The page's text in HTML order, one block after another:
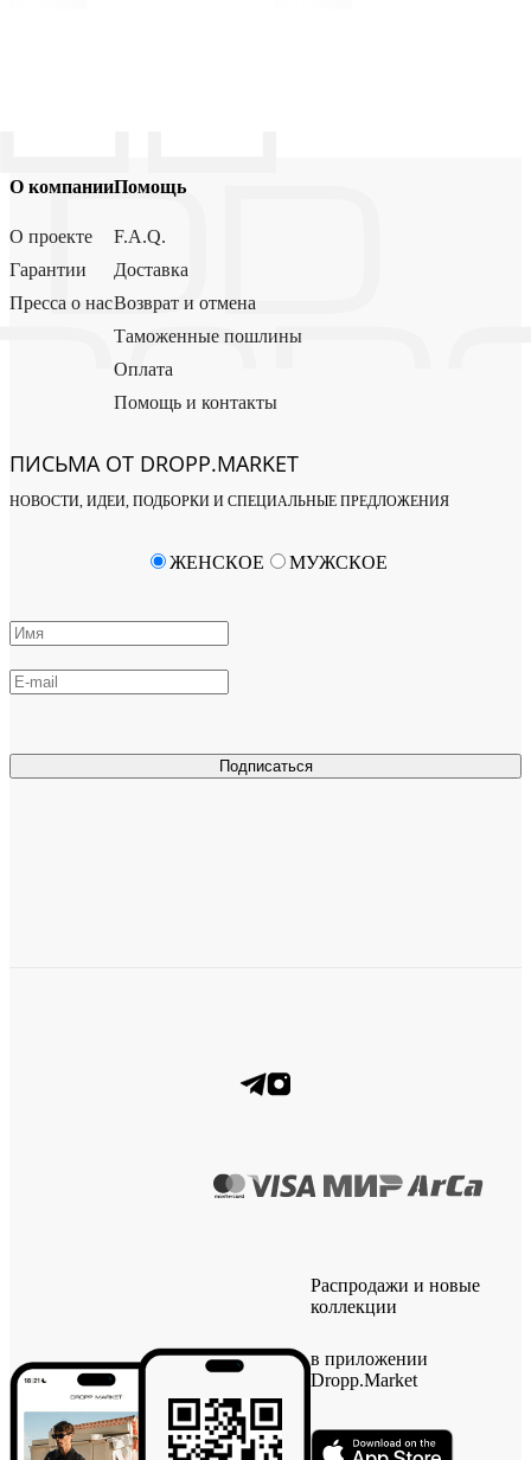
О компании
О проекте
Гарантии
Пресса о нас
Помощь
F.A.Q.
Доставка
Возврат и отмена
Таможенные пошлины
Оплата
Помощь и контакты
ПИСЬМА ОТ DROPP.MARKET
НОВОСТИ, ИДЕИ, ПОДБОРКИ И СПЕЦИАЛЬНЫЕ ПРЕДЛОЖЕНИЯ
Подписаться
ЖЕНСКОЕ МУЖСКОЕ
Распродажи и новые
коллекции
в приложении
Dropp.Market